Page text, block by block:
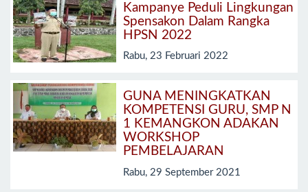
Kampanye Peduli Lingkungan
Spensakon Dalam Rangka
HPSN 2022
Rabu, 23 Februari 2022
GUNA MENINGKATKAN
KOMPETENSI GURU, SMP N
1 KEMANGKON ADAKAN
WORKSHOP
PEMBELAJARAN
Rabu, 29 September 2021